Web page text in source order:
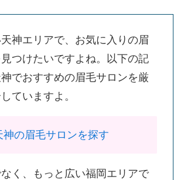
神エリアで、お気に入りの眉
つけたいですよね。以下の記
でおすすめの眉毛サロンを厳
ていますよ。
神の眉毛サロンを探す
く、もっと広い福岡エリアで